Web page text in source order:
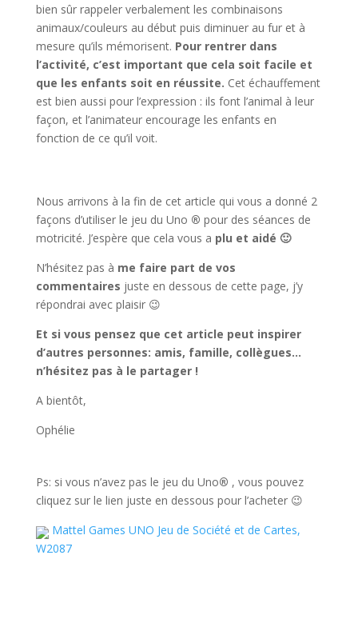
bien sûr rappeler verbalement les combinaisons
animaux/couleurs au début puis diminuer au fur et à
mesure qu’ils mémorisent. Pour rentrer dans
l’activité, c’est important que cela soit facile et
que les enfants soit en réussite. Cet échauffement
est bien aussi pour l’expression : ils font l’animal à leur
façon, et l’animateur encourage les enfants en
fonction de ce qu’il voit.
Nous arrivons à la fin de cet article qui vous a donné 2
façons d’utiliser le jeu du Uno ® pour des séances de
motricité. J’espère que cela vous a plu et aidé 🙂
N’hésitez pas à me faire part de vos
commentaires juste en dessous de cette page, j’y
répondrai avec plaisir 😉
Et si vous pensez que cet article peut inspirer
d’autres personnes: amis, famille, collègues…
n’hésitez pas à le partager !
A bientôt,
Ophélie
Ps: si vous n’avez pas le jeu du Uno® , vous pouvez
cliquez sur le lien juste en dessous pour l’acheter 😉
Mattel Games UNO Jeu de Société et de Cartes,
W2087